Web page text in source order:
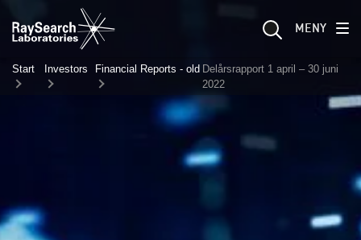
MENY
Start Investors Financial Reports - old Delårsrapport 1 april – 30 juni
2022